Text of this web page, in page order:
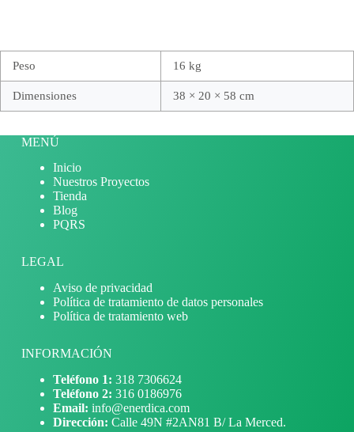
Peso 16 kg
Dimensiones 38 × 20 × 58 cm
MENÚ
Inicio
Nuestros Proyectos
Tienda
Blog
PQRS
LEGAL
Aviso de privacidad
Política de tratamiento de datos personales
Política de tratamiento web
INFORMACIÓN
Teléfono 1: 318 7306624
Teléfono 2: 316 0186976
Email: info@enerdica.com
Dirección: Calle 49N #2AN81 B/ La Merced.